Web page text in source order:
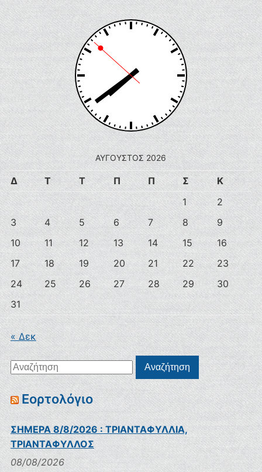
ΑΎΓΟΥΣΤΟΣ 2026
Δ Τ Τ Π Π Σ
Κ
1
2
3
4 5 6 7 8
9
10
11 12 13 14 15
16
17
18 19 20 21 22
23
24
25 26 27 28 29
30
31
« Δεκ
Αναζήτηση
για:
Αναζήτηση
Εορτολόγιο
ΣΗΜΕΡΑ 8/8/2026 : ΤΡΙΑΝΤΑΦΥΛΛΙΑ,
ΤΡΙΑΝΤΑΦΥΛΛΟΣ
08/08/2026